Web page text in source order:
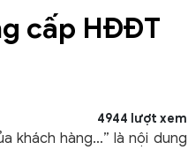
cấp HĐĐT
4944 lượt xem
khách hàng…” là nội dung